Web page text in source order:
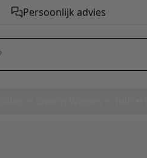
Persoonlijk advies